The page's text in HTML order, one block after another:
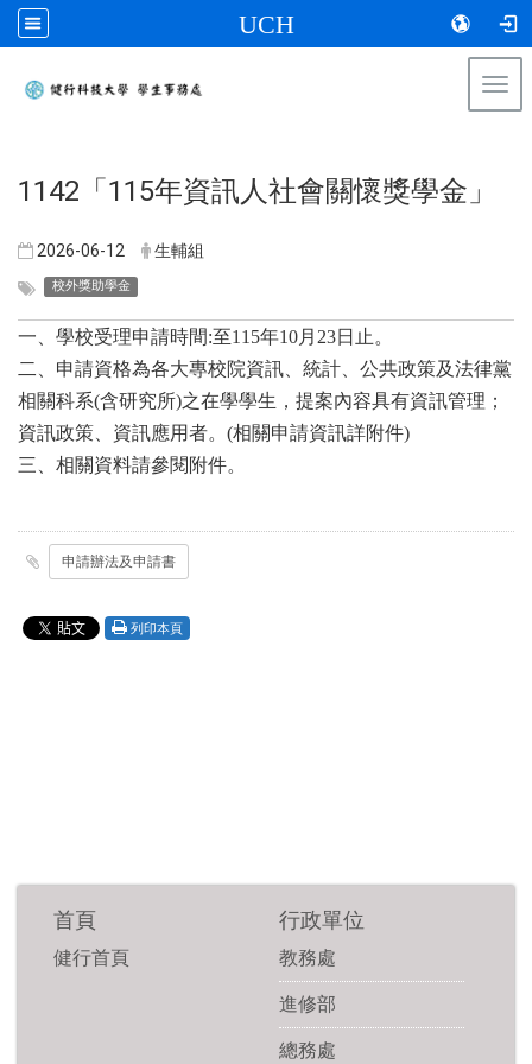
UCH
​1142「115年資訊人社會關懷獎學金」
2026-06-12 生輔組
校外獎助學金
一、學校受理申請時間:至115年10月23日止。
二、申請資格為各大專校院資訊、統計、公共政策及法律黨
相關科系(含研究所)之在學學生，提案內容具有資訊管理；
資訊政策、資訊應用者。(相關申請資訊詳附件)
三、相關資料請參閱附件。
申請辦法及申請書
列印本頁
首頁
健行首頁
行政單位
教務處
進修部
總務處